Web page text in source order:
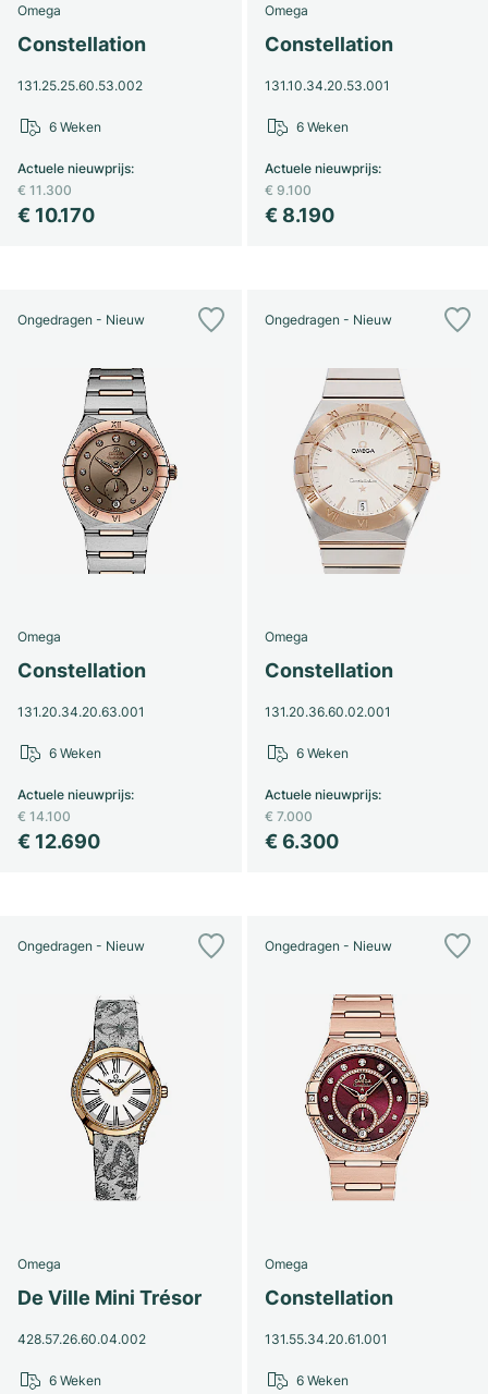
Omega
Constellation
131.25.25.60.53.002
€ 10.170
Actuele nieuwprijs:
€ 11.300
6 Weken
Omega
Constellation
131.10.34.20.53.001
€ 8.190
Actuele nieuwprijs:
€ 9.100
6 Weken
Ongedragen - Nieuw
Omega
Constellation
131.20.34.20.63.001
€ 12.690
Actuele nieuwprijs:
€ 14.100
6 Weken
Ongedragen - Nieuw
Omega
Constellation
131.20.36.60.02.001
€ 6.300
Actuele nieuwprijs:
€ 7.000
6 Weken
Ongedragen - Nieuw
Omega
De Ville Mini Trésor
428.57.26.60.04.002
6 Weken
Ongedragen - Nieuw
Omega
Constellation
131.55.34.20.61.001
6 Weken